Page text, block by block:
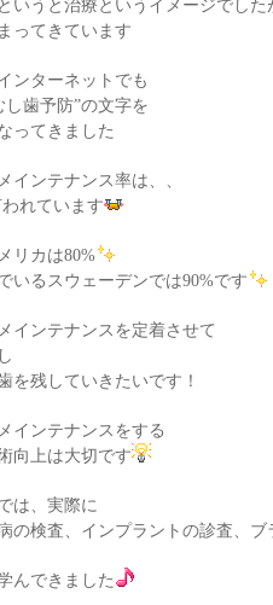
いうと治療というイメージでした
ってきています
ンターネットでも
し歯予防”の文字を
ってきました
インテナンス率は、、
れています
リカは80%
いるスウェーデンでは90%です
インテナンスを定着させて
を残していきたいです！
インテナンスをする
向上は大切です
は、実際に
の検査、インプラントの診査、
んできました